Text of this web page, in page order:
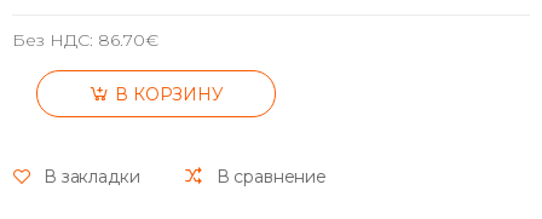
Без НДС: 86.70€
В КОРЗИНУ
В закладки В сравнение